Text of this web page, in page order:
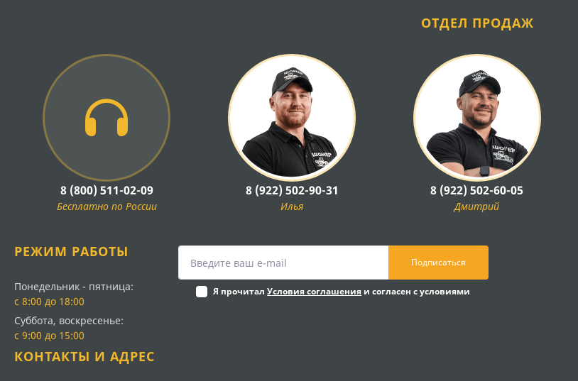
ОТДЕЛ ПРОДАЖ
8 (800) 511-02-09
Бесплатно по России
8 (922) 502-90-31
Илья
8 (922) 502-60-05
Дмитрий
РЕЖИМ РАБОТЫ
Понедельник - пятница:
с 8:00 до 18:00
Суббота, воскресенье:
с 9:00 до 15:00
Подписаться
Я прочиталУсловия соглашения и согласен с условиями
КОНТАКТЫ И АДРЕС